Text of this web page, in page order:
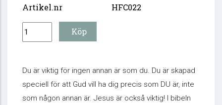
Artikel.nr HFC022
Du är viktig för ingen annan är som du. Du är skapad
speciell för att Gud vill ha dig precis som DU är, inte
som någon annan är. Jesus är också viktig! I bibeln